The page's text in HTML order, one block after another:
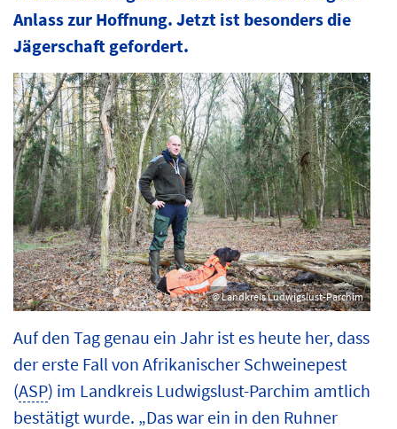
Anlass zur Hoffnung. Jetzt ist besonders die
Jägerschaft gefordert.
© Landkreis Ludwigslust-Parchim
Auf den Tag genau ein Jahr ist es heute her, dass
der erste Fall von Afrikanischer Schweinepest
(ASP) im Landkreis Ludwigslust-Parchim amtlich
bestätigt wurde. „Das war ein in den Ruhner